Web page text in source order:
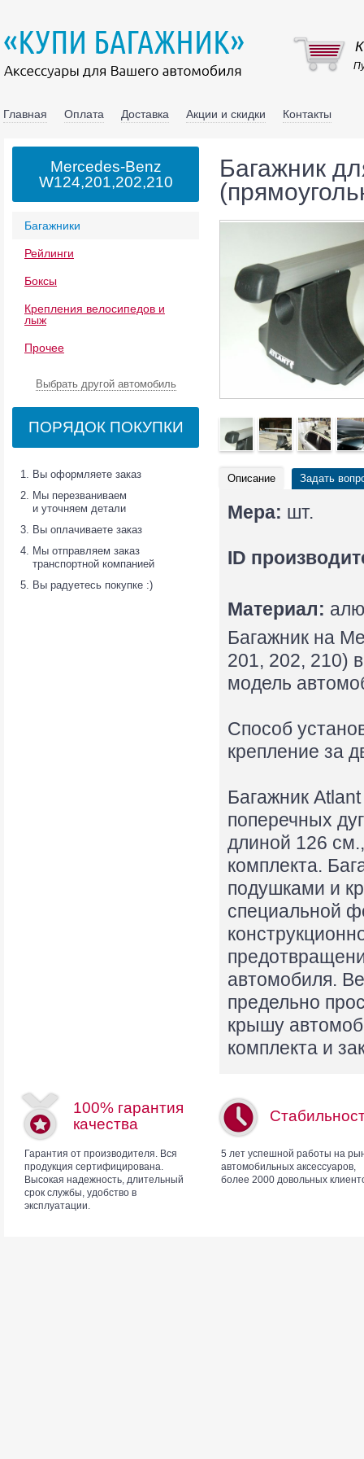
Главная Оплата Доставка Акции и скидки Контакты
Багажники
Рейлинги
Боксы
Крепления велосипедов и
лыж
Прочее
Выбрать другой автомобиль
ПОРЯДОК ПОКУПКИ
Вы оформляете заказ
Мы перезваниваем
и уточняем детали
Вы оплачиваете заказ
Мы отправляем заказ
транспортной компанией
Вы радуетесь покупке :)
Багажник
Описание Задать
Мера: шт.
ID
Материал:
Багажник на
201, 202, 210)
модель
Способ
крепление за
Багажник
поперечных
длиной 126
комплекта.
подушками и
специальной
автомобиля.
предельно
крышу
комплекта и
Mercedes-Benz
W124,201,202,210
100% гарантия
качества
Гарантия от производителя. Вся
продукция сертифицирована.
Высокая надежность, длительный
срок службы, удобство в
эксплуатации.
5 лет успешной работы на
автомобильных аксессуаров,
более 2000 довольных